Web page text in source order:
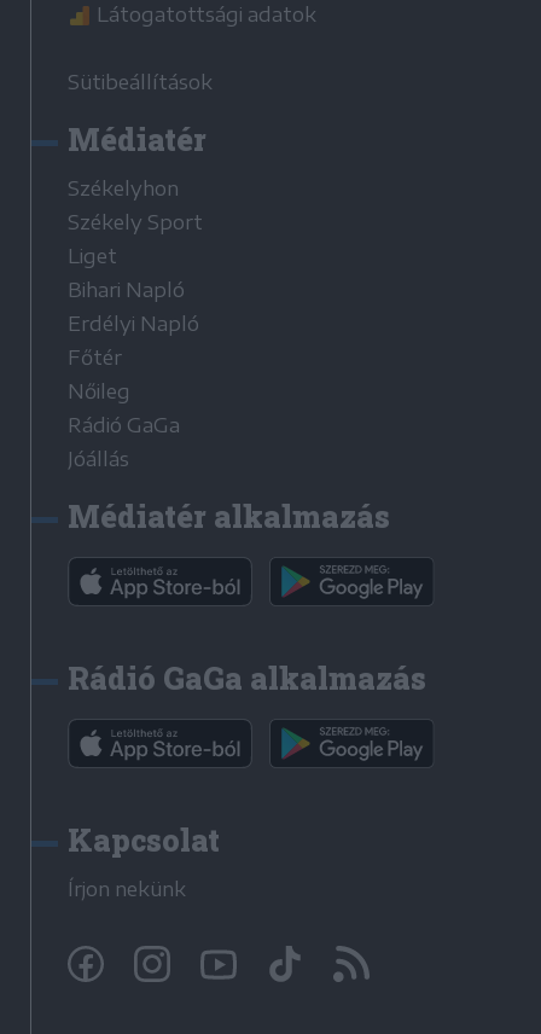
Látogatottsági adatok
Sütibeállítások
Médiatér
Székelyhon
Székely Sport
Liget
Bihari Napló
Erdélyi Napló
Főtér
Nőileg
Rádió GaGa
Jóállás
Médiatér alkalmazás
Rádió GaGa alkalmazás
Kapcsolat
Írjon nekünk